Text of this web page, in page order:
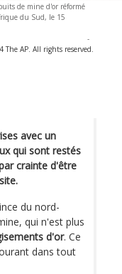
de mine d'or réformé
du Sud, le 15
-
AP. All rights reserved.
avec un
qui sont restés
crainte d'être
du nord-
qui n'est plus
d'or. Ce
dans tout